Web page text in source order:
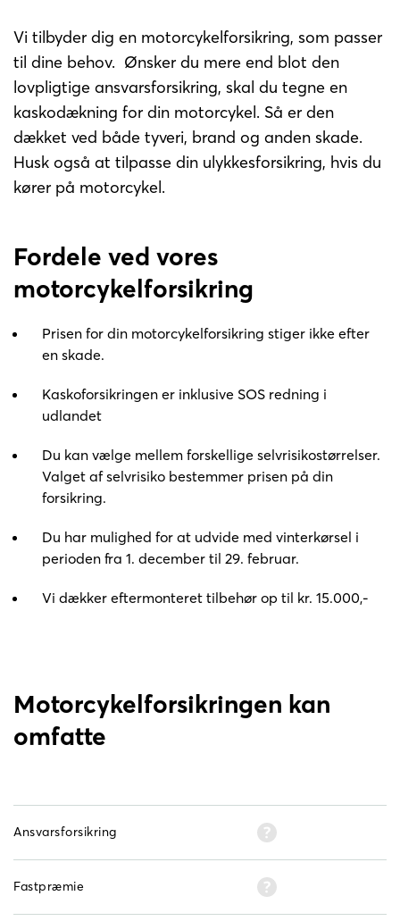
Vi tilbyder dig en motorcykelforsikring, som passer
til dine behov.  Ønsker du mere end blot den
lovpligtige ansvarsforsikring, skal du tegne en
kaskodækning for din motorcykel. Så er den
dækket ved både tyveri, brand og anden skade.
Husk også at tilpasse din ulykkesforsikring, hvis du
kører på motorcykel.
Fordele ved vores
motorcykelforsikring
Prisen for din motorcykelforsikring stiger ikke efter
en skade.
Kaskoforsikringen er inklusive SOS redning i
udlandet
Du kan vælge mellem forskellige selvrisikostørrelser.
Valget af selvrisiko bestemmer prisen på din
forsikring.
Du har mulighed for at udvide med vinterkørsel i
perioden fra 1. december til 29. februar.
Vi dækker eftermonteret tilbehør op til kr. 15.000,-
Motorcykelforsikringen kan
omfatte
Ansvarsforsikring
Fastpræmie